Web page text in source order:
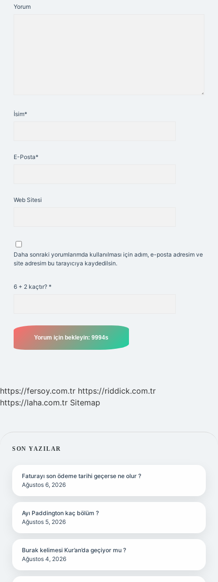
Yorum
İsim*
E-Posta*
Web Sitesi
Daha sonraki yorumlarımda kullanılması için adım, e-posta adresim ve
site adresim bu tarayıcıya kaydedilsin.
6 + 2 kaçtır? *
https://fersoy.com.tr https://riddick.com.tr
https://laha.com.tr Sitemap
SIDEBAR
SON YAZILAR
Faturayı son ödeme tarihi geçerse ne olur ?
Ağustos 6, 2026
Ayı Paddington kaç bölüm ?
Ağustos 5, 2026
Burak kelimesi Kur’an’da geçiyor mu ?
Ağustos 4, 2026